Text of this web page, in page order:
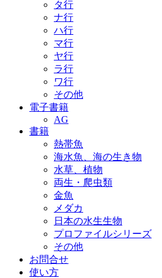
タ行
ナ行
ハ行
マ行
ヤ行
ラ行
ワ行
その他
電子書籍
AG
書籍
熱帯魚
海水魚、海の生き物
水草、植物
両生・爬虫類
金魚
メダカ
日本の水生生物
プロファイルシリーズ
その他
お問合せ
使い方